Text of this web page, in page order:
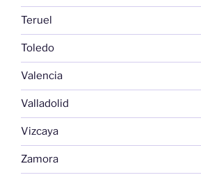
Teruel
Toledo
Valencia
Valladolid
Vizcaya
Zamora